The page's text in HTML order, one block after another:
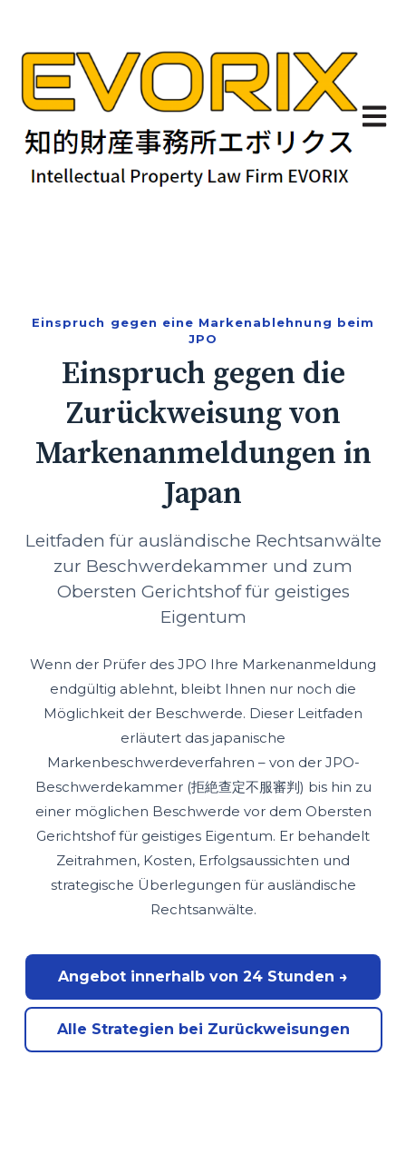
Einspruch gegen eine Markenablehnung beim
JPO
Einspruch gegen die
Zurückweisung von
Markenanmeldungen in
Japan
Leitfaden für ausländische Rechtsanwälte
zur Beschwerdekammer und zum
Obersten Gerichtshof für geistiges
Eigentum
Wenn der Prüfer des JPO Ihre Markenanmeldung
endgültig ablehnt, bleibt Ihnen nur noch die
Möglichkeit der Beschwerde. Dieser Leitfaden
erläutert das japanische
Markenbeschwerdeverfahren – von der JPO-
Beschwerdekammer (拒絶查定不服審判) bis hin zu
einer möglichen Beschwerde vor dem Obersten
Gerichtshof für geistiges Eigentum. Er behandelt
Zeitrahmen, Kosten, Erfolgsaussichten und
strategische Überlegungen für ausländische
Rechtsanwälte.
Angebot innerhalb von 24 Stunden →
Alle Strategien bei Zurückweisungen